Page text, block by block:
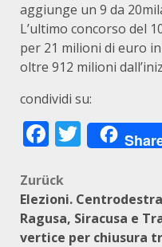
aggiunge un 9 da
L’ultimo concorso del
per 21 milioni di euro
oltre 912 milioni
condividi su:
Facebook
Zurück
Elezioni.
Ragusa, Siracusa e
vertice per chiusura